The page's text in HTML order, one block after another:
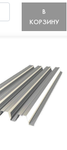
В
КОРЗИНУ